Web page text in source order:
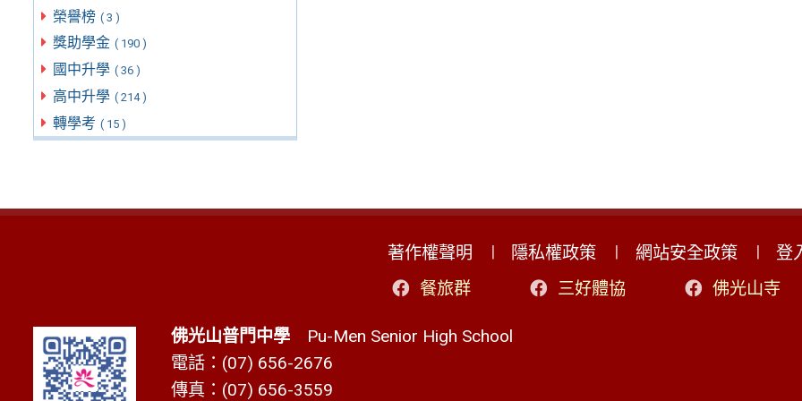
榮譽榜 ( 3 )
獎助學金 ( 190 )
國中升學 ( 36 )
高中升學 ( 214 )
轉學考 ( 15 )
著作權聲明 隱私權政策 網站安全政策
登
餐旅群
三好體協 佛光山寺
佛光山普門中學Pu-Men Senior High School
電話：(07) 656-2676
傳真：(07) 656-3559